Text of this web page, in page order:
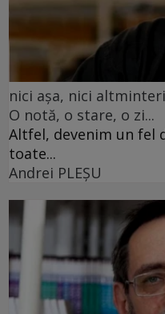
nici așa, nici altminteri
O notă, o stare, o zi...
Altfel, devenim un fel
toate...
Andrei PLEŞU